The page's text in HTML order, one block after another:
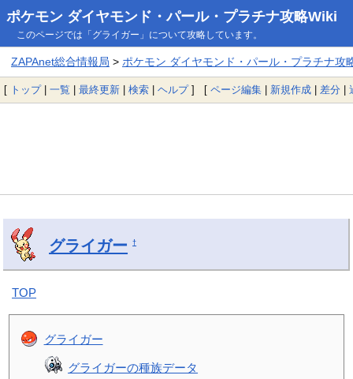
ポケモン ダイヤモンド・パール・プラチナ攻略Wiki
このページでは「グライガー」について攻略しています。
ZAPAnet総合情報局 > ポケモン ダイヤモンド・パール・プラチナ攻
[ トップ| 一覧 | 最終更新 | 検索 | ヘルプ] [ ページ編集 | 新規作成 | 差分 |
グライガー †
TOP
グライガー
グライガーの種族データ